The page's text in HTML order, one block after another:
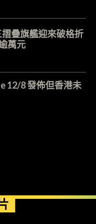
摺疊旗艦迎來破格折
萬元
12/8 發佈但香港未